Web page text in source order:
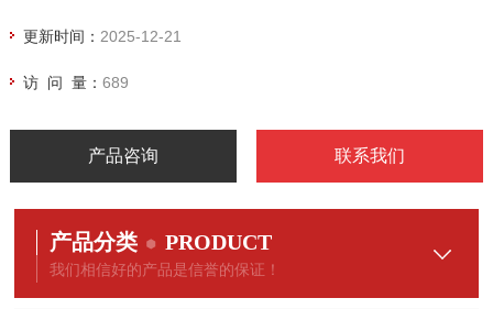
更新时间： 2025-12-21
访 问 量： 689
产品咨询 联系我们
产品分类 PRODUCT
我们相信好的产品是信誉的保证！